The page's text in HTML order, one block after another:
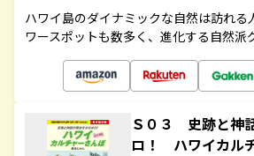
ハワイ島のダイナミックな自然は訪れる
ワースポットも数多く、進化する自然派
Ｓ０３ 史跡と神
ロ！ ハワイカル